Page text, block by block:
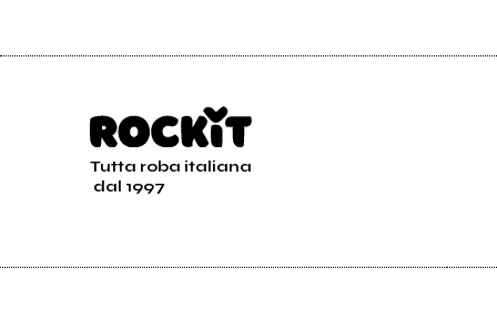
Tutta roba italiana
dal 1997